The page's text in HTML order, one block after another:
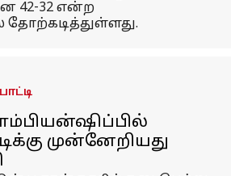
42-32 என்ற
தோற்கடித்துள்ளது.
முன்னேறியது